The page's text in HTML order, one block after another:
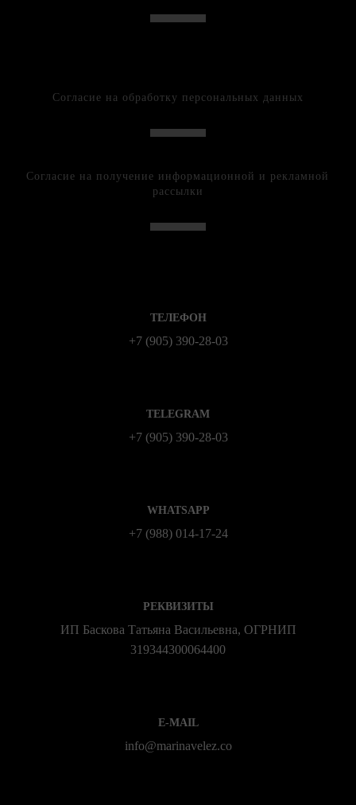
Согласие на обработку персональных данных
Согласие на получение информационной и рекламной
рассылки
ТЕЛЕФОН
+7 (905) 390-28-03
TELEGRAM
+7 (905) 390-28-03
WHATSAPP
+7 (988) 014‑17‑24
РЕКВИЗИТЫ
ИП Баскова Татьяна Васильевна, ОГРНИП
319344300064400
E-MAIL
info@marinavelez.co